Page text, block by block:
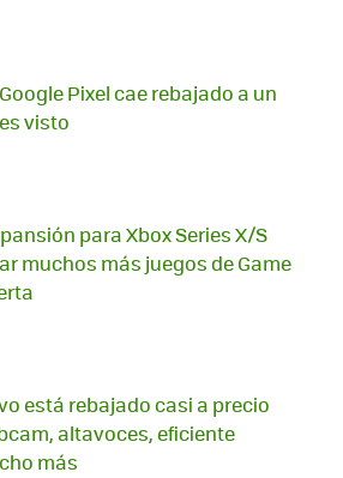
Pixel cae rebajado a un
visto
para Xbox Series X/S
muchos más juegos de Game
está rebajado casi a precio
altavoces, eficiente
más